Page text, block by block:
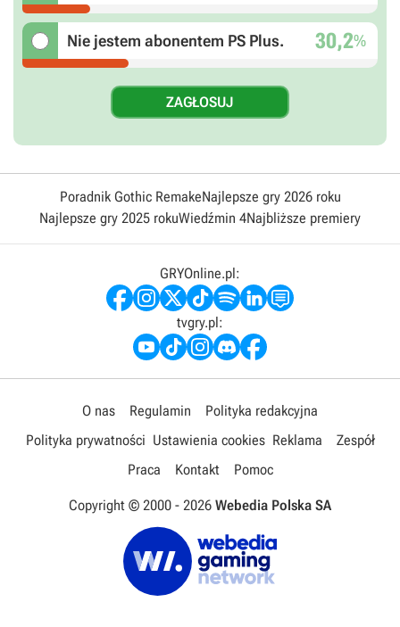
Nie jestem abonentem PS Plus. 30,2%
Poradnik Gothic RemakeNajlepsze gry 2026 roku
Najlepsze gry 2025 rokuWiedźmin 4Najbliższe premiery
GRYOnline.pl:
tvgry.pl:
O nas Regulamin
Polityka redakcyjna
Polityka prywatności Ustawienia cookies Reklama
Zespół
Praca
Kontakt Pomoc
Copyright © 2000 - 2026 Webedia Polska SA